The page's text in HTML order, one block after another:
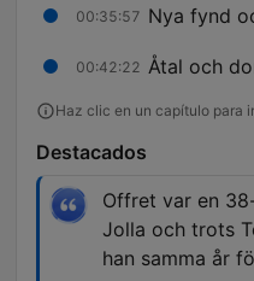
00:35:57 Nya fynd
00:42:22 Åtal och
Haz clic en un capítulo para
Destacados
Offret var en
Jolla och trots
han samma år